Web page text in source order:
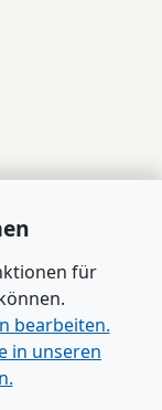
für
bearbeiten.
in unseren